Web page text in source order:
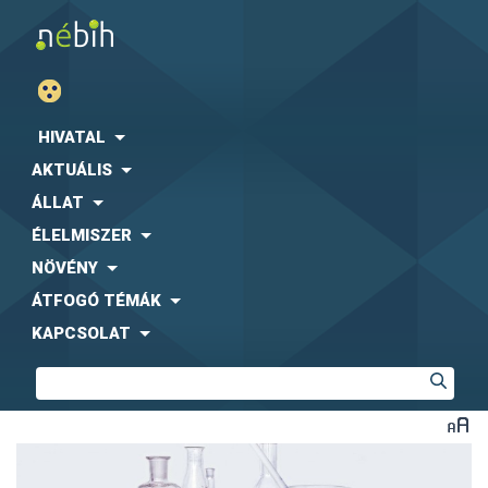
HIVATAL
AKTUÁLIS
ÁLLAT
ÉLELMISZER
NÖVÉNY
ÁTFOGÓ TÉMÁK
KAPCSOLAT